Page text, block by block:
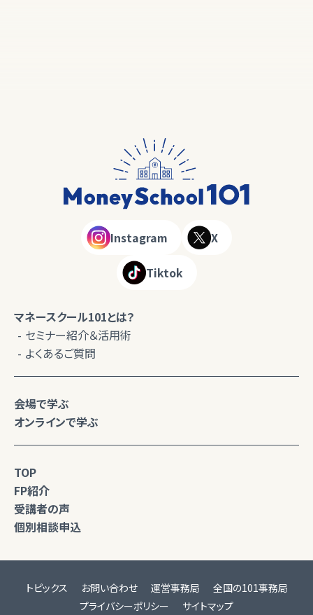
Instagram X
Tiktok
マネースクール101とは？
セミナー紹介＆活用術
よくあるご質問
会場で学ぶ
オンラインで学ぶ
TOP
FP紹介
受講者の声
個別相談申込
トピックス お問い合わせ 運営事務局
全国の101事務局
プライバシーポリシー
サイトマップ